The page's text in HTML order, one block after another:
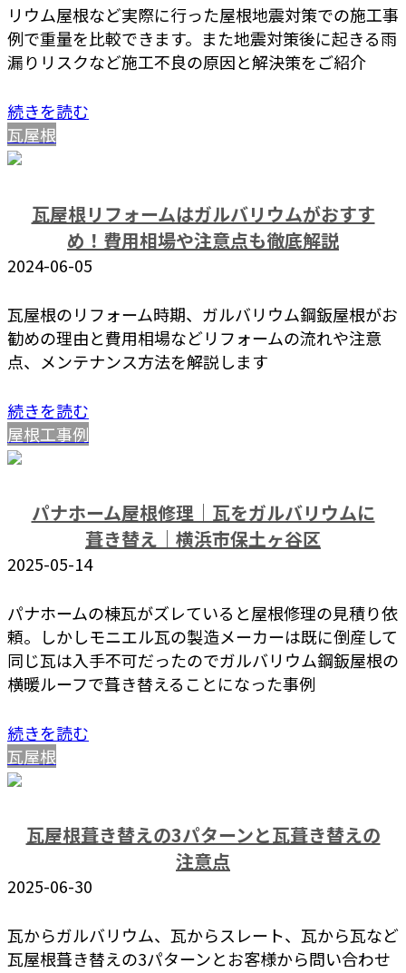
リウム屋根など実際に行った屋根地震対策での施工事
例で重量を比較できます。また地震対策後に起きる雨
漏りリスクなど施工不良の原因と解決策をご紹介
続きを読む
瓦屋根
瓦屋根リフォームはガルバリウムがおすす
め！費用相場や注意点も徹底解説
2024-06-05
瓦屋根のリフォーム時期、ガルバリウム鋼鈑屋根がお
勧めの理由と費用相場などリフォームの流れや注意
点、メンテナンス方法を解説します
続きを読む
屋根工事例
パナホーム屋根修理｜瓦をガルバリウムに
葺き替え｜横浜市保土ヶ谷区
2025-05-14
パナホームの棟瓦がズレていると屋根修理の見積り依
頼。しかしモニエル瓦の製造メーカーは既に倒産して
同じ瓦は入手不可だったのでガルバリウム鋼鈑屋根の
横暖ルーフで葺き替えることになった事例
続きを読む
瓦屋根
瓦屋根葺き替えの3パターンと瓦葺き替えの
注意点
2025-06-30
瓦からガルバリウム、瓦からスレート、瓦から瓦など
瓦屋根葺き替えの3パターンとお客様から問い合わせ